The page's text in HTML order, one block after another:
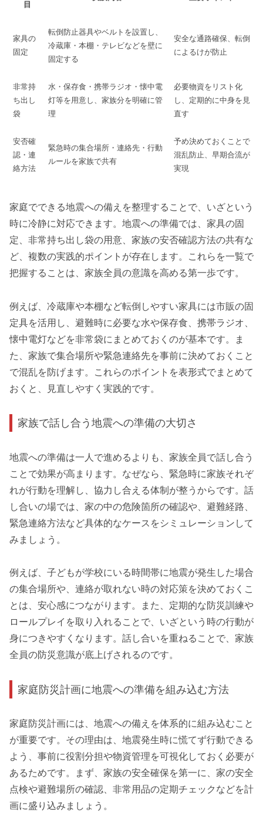
目
家具の
固定
転倒防止器具やベルトを設置し、
冷蔵庫・本棚・テレビなどを壁に
固定する
安全な通路確保、転倒
によるけが防止
非常持
ち出し
袋
水・保存食・携帯ラジオ・懐中電
灯等を用意し、家族分を明確に管
理
必要物資をリスト化
し、定期的に中身を見
直す
安否確
認・連
絡方法
緊急時の集合場所・連絡先・行動
ルールを家族で共有
予め決めておくことで
混乱防止、早期合流が
実現
家庭でできる地震への備えを整理することで、いざという
時に冷静に対応できます。地震への準備では、家具の固
定、非常持ち出し袋の用意、家族の安否確認方法の共有な
ど、複数の実践的ポイントが存在します。これらを一覧で
把握することは、家族全員の意識を高める第一歩です。
例えば、冷蔵庫や本棚など転倒しやすい家具には市販の固
定具を活用し、避難時に必要な水や保存食、携帯ラジオ、
懐中電灯などを非常袋にまとめておくのが基本です。ま
た、家族で集合場所や緊急連絡先を事前に決めておくこと
で混乱を防げます。これらのポイントを表形式でまとめて
おくと、見直しやすく実践的です。
家族で話し合う地震への準備の大切さ
地震への準備は一人で進めるよりも、家族全員で話し合う
ことで効果が高まります。なぜなら、緊急時に家族それぞ
れが行動を理解し、協力し合える体制が整うからです。話
し合いの場では、家の中の危険箇所の確認や、避難経路、
緊急連絡方法など具体的なケースをシミュレーションして
みましょう。
例えば、子どもが学校にいる時間帯に地震が発生した場合
の集合場所や、連絡が取れない時の対応策を決めておくこ
とは、安心感につながります。また、定期的な防災訓練や
ロールプレイを取り入れることで、いざという時の行動が
身につきやすくなります。話し合いを重ねることで、家族
全員の防災意識が底上げされるのです。
家庭防災計画に地震への準備を組み込む方法
家庭防災計画には、地震への備えを体系的に組み込むこと
が重要です。その理由は、地震発生時に慌てず行動できる
よう、事前に役割分担や物資管理を可視化しておく必要が
あるためです。まず、家族の安全確保を第一に、家の安全
点検や避難場所の確認、非常用品の定期チェックなどを計
画に盛り込みましょう。